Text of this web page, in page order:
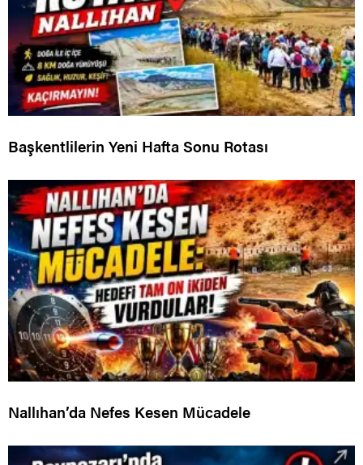
Başkentlilerin Yeni Hafta Sonu Rotası
Nallıhan’da Nefes Kesen Mücadele